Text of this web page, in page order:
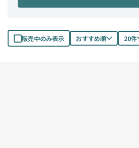
販売中のみ表示 おすすめ順 20件